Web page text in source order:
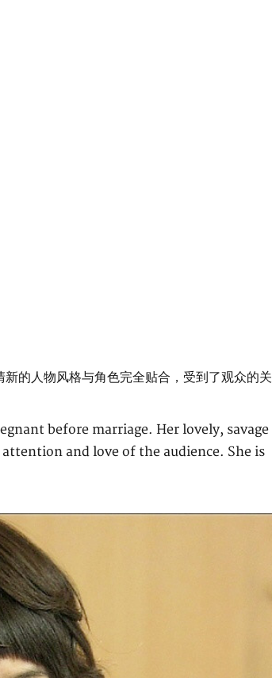
的人物风格与角色完全贴合，受到了观众的关
before marriage. Her lovely, savage
and love of the audience. She is